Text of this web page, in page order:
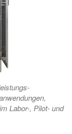
Labor-, Pilot- und